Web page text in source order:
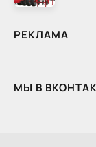
РЕКЛАМА
МЫ В